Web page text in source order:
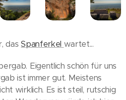
dasSpanferkel wartet...
Eigentlich schön für uns
ist immer gut. Meistens
wirklich. Es ist steil, rutschig